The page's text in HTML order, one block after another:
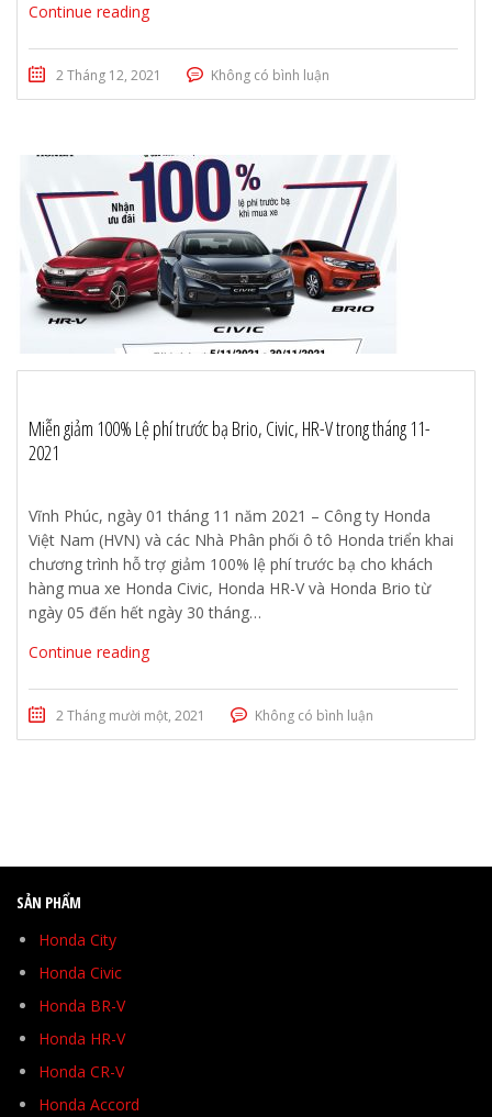
Continue reading
2 Tháng 12, 2021 Không có bình luận
Miễn giảm 100% Lệ phí trước bạ Brio, Civic, HR-V trong tháng 11-
2021
Vĩnh Phúc, ngày 01 tháng 11 năm 2021 – Công ty Honda
Việt Nam (HVN) và các Nhà Phân phối ô tô Honda triển khai
chương trình hỗ trợ giảm 100% lệ phí trước bạ cho khách
hàng mua xe Honda Civic, Honda HR-V và Honda Brio từ
ngày 05 đến hết ngày 30 tháng…
Continue reading
2 Tháng mười một, 2021 Không có bình luận
SẢN PHẨM
Honda City
Honda Civic
Honda BR-V
Honda HR-V
Honda CR-V
Honda Accord